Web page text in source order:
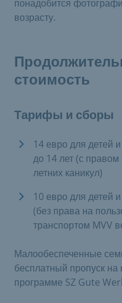
понадобится
возрасту.
стоимость
Тарифы и сборы
14 евро для детей
до 14 лет (с
летних каникул)
10 евро для детей
(без права на
транспортом MVV
Малообеспеченные
бесплатный пропуск на
программе SZ Gute